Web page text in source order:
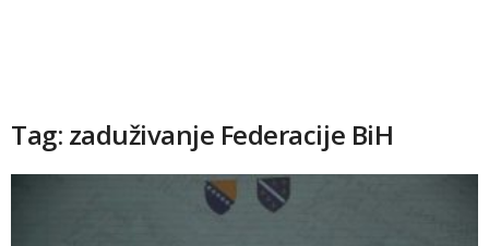
Tag: zaduživanje Federacije BiH